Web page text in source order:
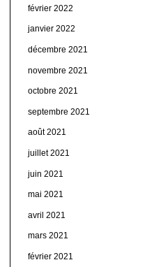
février 2022
janvier 2022
décembre 2021
novembre 2021
octobre 2021
septembre 2021
août 2021
juillet 2021
juin 2021
mai 2021
avril 2021
mars 2021
février 2021